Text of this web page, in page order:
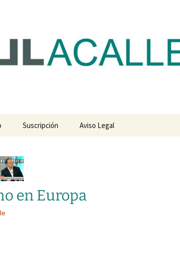
Suscripción Aviso Legal
en Europa